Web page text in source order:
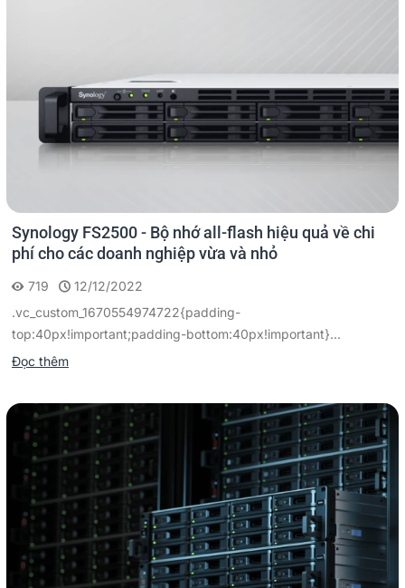
Synology FS2500 - Bộ nhớ all-flash hiệu quả về chi
phí cho các doanh nghiệp vừa và nhỏ
719
12/12/2022
.vc_custom_1670554974722{padding-
top:40px!important;padding-bottom:40px!important}...
Đọc thêm